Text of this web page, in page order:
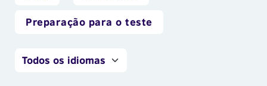
Preparação para o teste